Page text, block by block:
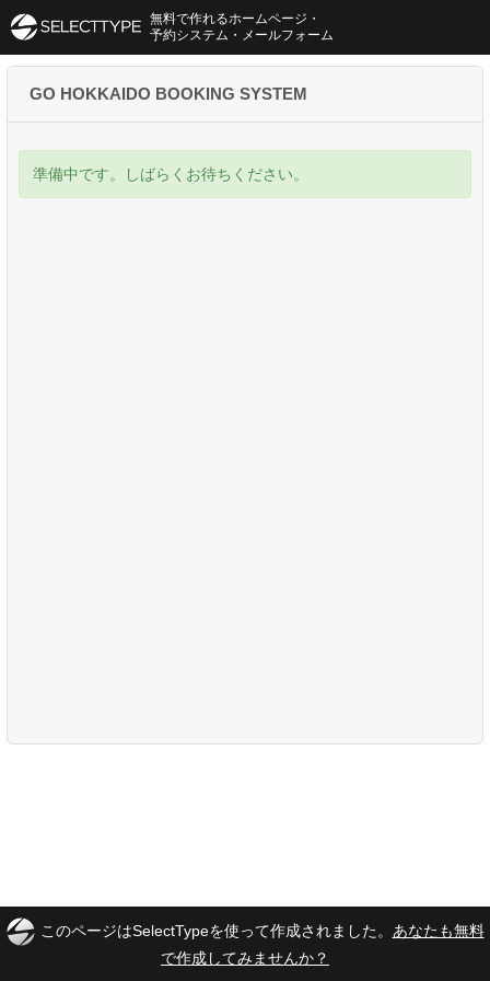
GO HOKKAIDO BOOKING SYSTEM
準備中です。しばらくお待ちください。
無料で作れるホームページ・
予約システム・メールフォーム
このページはSelectTypeを使って作成されました。 あなたも無料
で作成してみませんか？